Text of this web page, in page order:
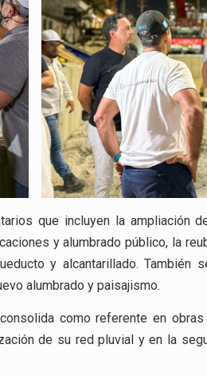
que incluyen la ampliación
y alumbrado público, la
y alcantarillado. También
alumbrado y paisajismo.
como referente en
de su red pluvial y en la